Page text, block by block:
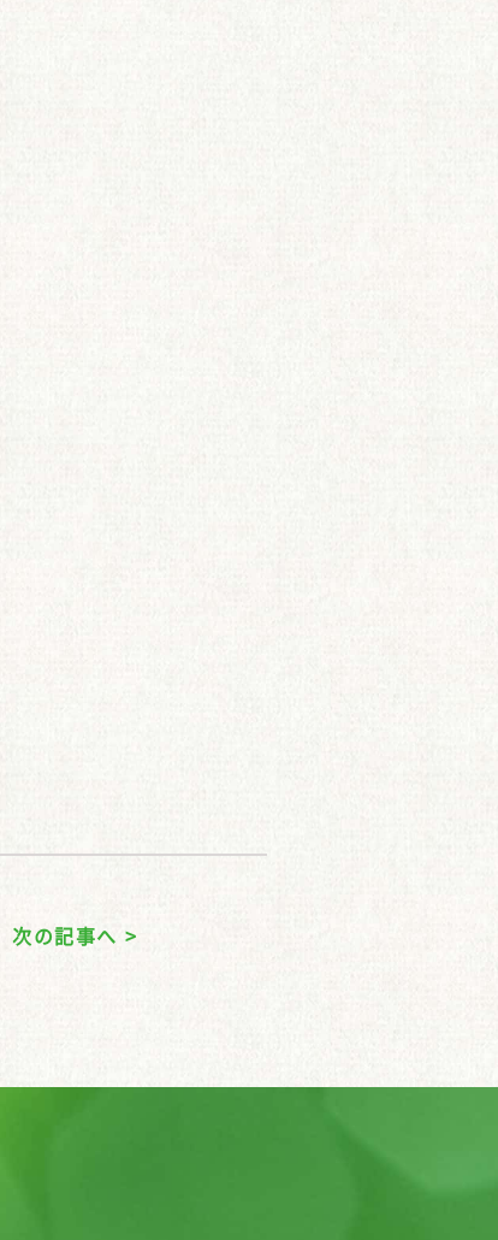
次の記事へ >